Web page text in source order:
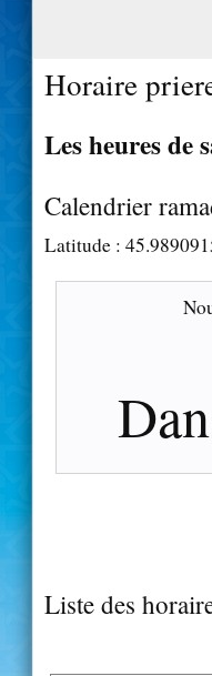
Horaire
Les heures de
Calendrier
Latitude :
Liste des